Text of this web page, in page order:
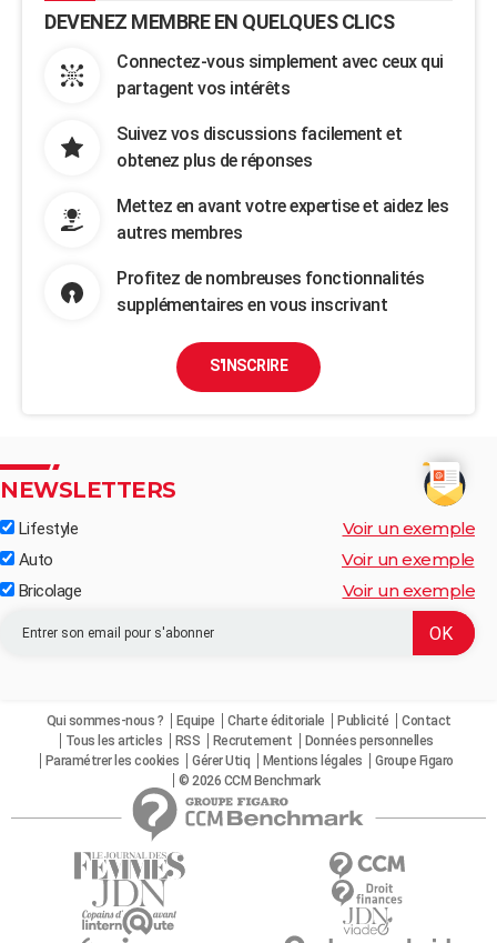
DEVENEZ MEMBRE EN QUELQUES CLICS
Connectez-vous simplement avec ceux qui
partagent vos intérêts
Suivez vos discussions facilement et
obtenez plus de réponses
Mettez en avant votre expertise et aidez les
autres membres
Profitez de nombreuses fonctionnalités
supplémentaires en vous inscrivant
S'INSCRIRE
NEWSLETTERS
Lifestyle Voir un exemple
Auto Voir un exemple
Bricolage Voir un exemple
Qui sommes-nous ? Equipe Charte éditoriale Publicité
Contact
Tous les articles
RSS Recrutement
Données personnelles
Paramétrer les cookies
Gérer Utiq Mentions légales
Groupe Figaro
© 2026 CCM Benchmark